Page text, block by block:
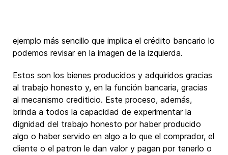
ejemplo más sencillo que implica el crédito bancario lo
podemos revisar en la imagen de la izquierda.
Estos son los bienes producidos y adquiridos gracias
al trabajo honesto y, en la función bancaria, gracias
al mecanismo crediticio. Este proceso, además,
brinda a todos la capacidad de experimentar la
dignidad del trabajo honesto por haber producido
algo o haber servido en algo a lo que el comprador, el
cliente o el patron le dan valor y pagan por tenerlo o